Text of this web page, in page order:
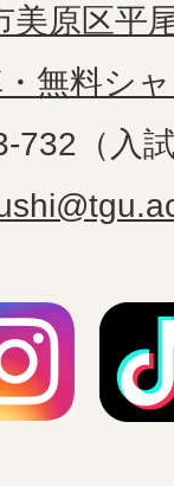
美原区平
無料シ
732（入